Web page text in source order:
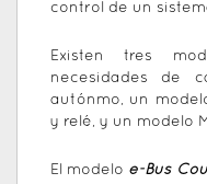
control de un
Existen tres
necesidades de
autónmo, un
y relé, y un modelo
El modelo e-Bus